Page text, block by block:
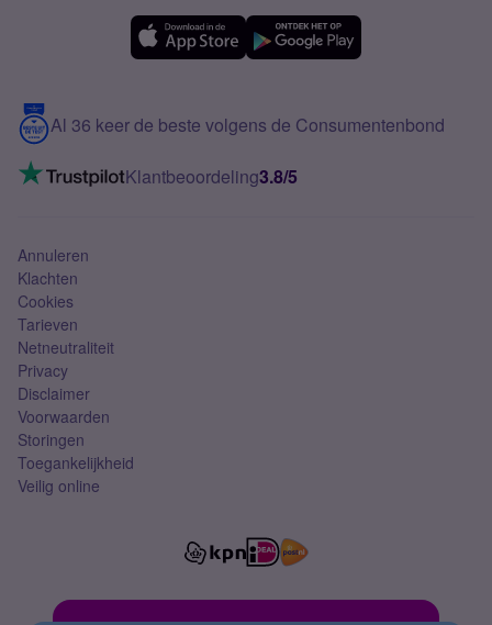
Meerdere nummers
5G internet
Mobiel internet
Mobiel abonnement
Contact
VoLTE 4G bellen
Al 36 keer de beste volgens de Consumentenbond
Klantbeoordeling3.8/5
Annuleren
Klachten
Cookies
Tarieven
Netneutraliteit
Privacy
Disclaimer
Voorwaarden
Storingen
Toegankelijkheid
Veilig online